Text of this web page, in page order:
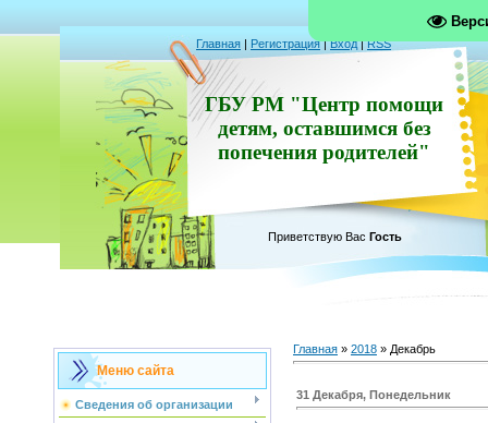
Главная | Регистрация|Вход|RSS
ГБУ РМ "Центр помощи
детям, оставшимся без
попечения родителей"
Приветствую Вас Гость
Меню сайта
Сведения об организации
Главная » 2018 » Декабрь
31 Декабря, Понедельник